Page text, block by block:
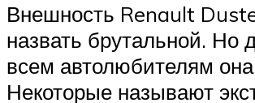
Внешность Renault
назвать брутальной. Но
всем автолюбителям
Некоторые называют